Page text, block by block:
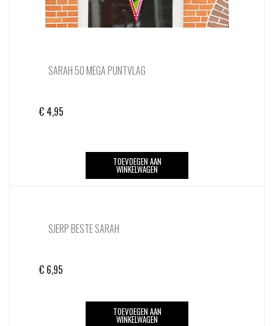
SARAH 50 MEGA PUNTVLAG
€ 4,95
TOEVOEGEN AAN
WINKELWAGEN
SJERP BESTE SARAH
€ 6,95
TOEVOEGEN AAN
WINKELWAGEN